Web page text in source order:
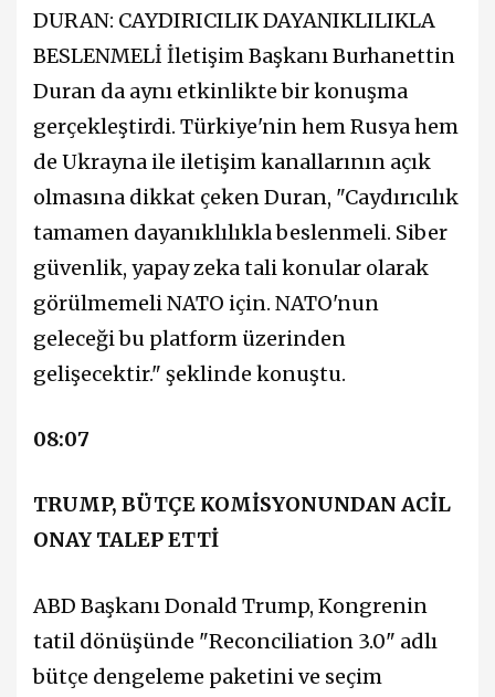
DURAN: CAYDIRICILIK DAYANIKLILIKLA
BESLENMELİ İletişim Başkanı Burhanettin
Duran da aynı etkinlikte bir konuşma
gerçekleştirdi. Türkiye'nin hem Rusya hem
de Ukrayna ile iletişim kanallarının açık
olmasına dikkat çeken Duran, "Caydırıcılık
tamamen dayanıklılıkla beslenmeli. Siber
güvenlik, yapay zeka tali konular olarak
görülmemeli NATO için. NATO'nun
geleceği bu platform üzerinden
gelişecektir." şeklinde konuştu.
08:07
TRUMP, BÜTÇE KOMİSYONUNDAN ACİL
ONAY TALEP ETTİ
ABD Başkanı Donald Trump, Kongrenin
tatil dönüşünde "Reconciliation 3.0" adlı
bütçe dengeleme paketini ve seçim